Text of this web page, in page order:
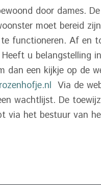
door dames.
moet bereid
functioneren. Af en
u belangstelling
dan een kijkje op de
Via de
wachtlijst. De
via het bestuur van